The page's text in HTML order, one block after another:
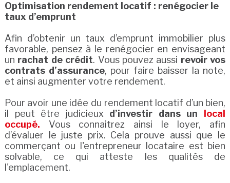
Optimisation rendement locatif : renégocier le
taux d’emprunt
Afin d’obtenir un taux d’emprunt immobilier plus
favorable, pensez à le renégocier en envisageant
un rachat de crédit. Vous pouvez aussi revoir vos
contrats d’assurance, pour faire baisser la note,
et ainsi augmenter votre rendement.
Pour avoir une idée du rendement locatif d’un bien,
il peut être judicieux d’investir dans un
local
occupé.
Vous connaitrez ainsi le loyer, afin
d’évaluer le juste prix. Cela prouve aussi que le
commerçant ou l'entrepreneur locataire est bien
solvable, ce qui atteste les qualités de
l'emplacement.